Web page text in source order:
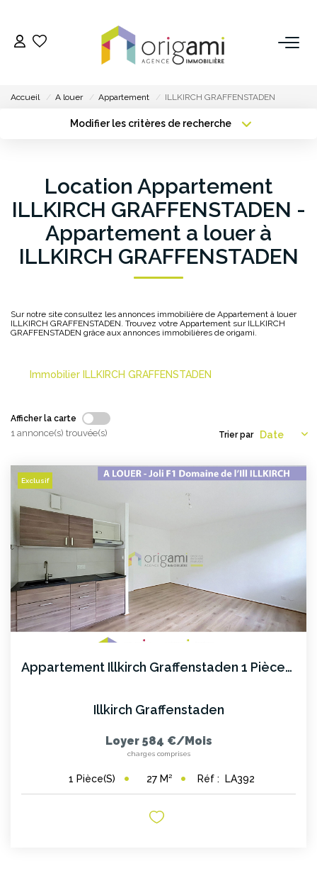
VENDRE
Pourquoi Nous Choisir ?
Nos Biens Vendus
Vos Avis
ESPACE BAILLEURS
ESPACE VENDEUR
CONTACT
Accueil A louer Appartement ILLKIRCH GRAFFENSTADEN
Modifier les critères de recherche
Sélectionnez...
Surface min
Budget max Plus de critères
Créer une alerte
Location Appartement
ILLKIRCH GRAFFENSTADEN -
Appartement a louer à
ILLKIRCH GRAFFENSTADEN
Sur notre site consultez les annonces immobilière de Appartement à louer
ILLKIRCH GRAFFENSTADEN. Trouvez votre Appartement sur ILLKIRCH
GRAFFENSTADEN grâce aux annonces immobilières de origami.
Immobilier ILLKIRCH GRAFFENSTADEN
Afficher la carte
1 annonce(s) trouvée(s) Trier par
Exclusif
Appartement Illkirch Graffenstaden 1 Pièce(s)
Illkirch Graffenstaden
Loyer 584 €/mois
charges comprises
1 Pièce(s) 27 M² Réf : LA392